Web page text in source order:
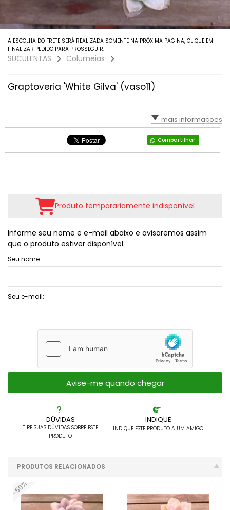
Crassulas E Sinocrassulas
Euphorbias E Monadeniuns
Faucarias
Haworthias E Gasterias
Kalanchoes
Mesembs (pedras Vivas, Lithops, Pleiospilos...)
Outras Espécies
Peperomias
Seduns E Sedeverias
Sempervivuns
Senecios
A ESCOLHA DO FRETE SERÁ REALIZADA SOMENTE NA PRÓXIMA PAGINA, CLIQUE EM
FINALIZAR PEDIDO PARA PROSSEGUIR.
SUCULENTAS Columeias
Graptoveria 'White Gilva' (vaso11)
mais informações
Compartilhar
DÚVIDAS
TIRE SUAS DÚVIDAS SOBRE ESTE
PRODUTO
INDIQUE
INDIQUE ESTE PRODUTO A UM AMIGO
Produto temporariamente indisponível
Informe seu nome e e-mail abaixo e avisaremos assim
que o produto estiver disponível.
Seu nome:
Seu e-mail:
Avise-me quando chegar
PRODUTOS RELACIONADOS
-50%